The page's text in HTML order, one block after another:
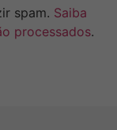
spam. Saiba
processados.